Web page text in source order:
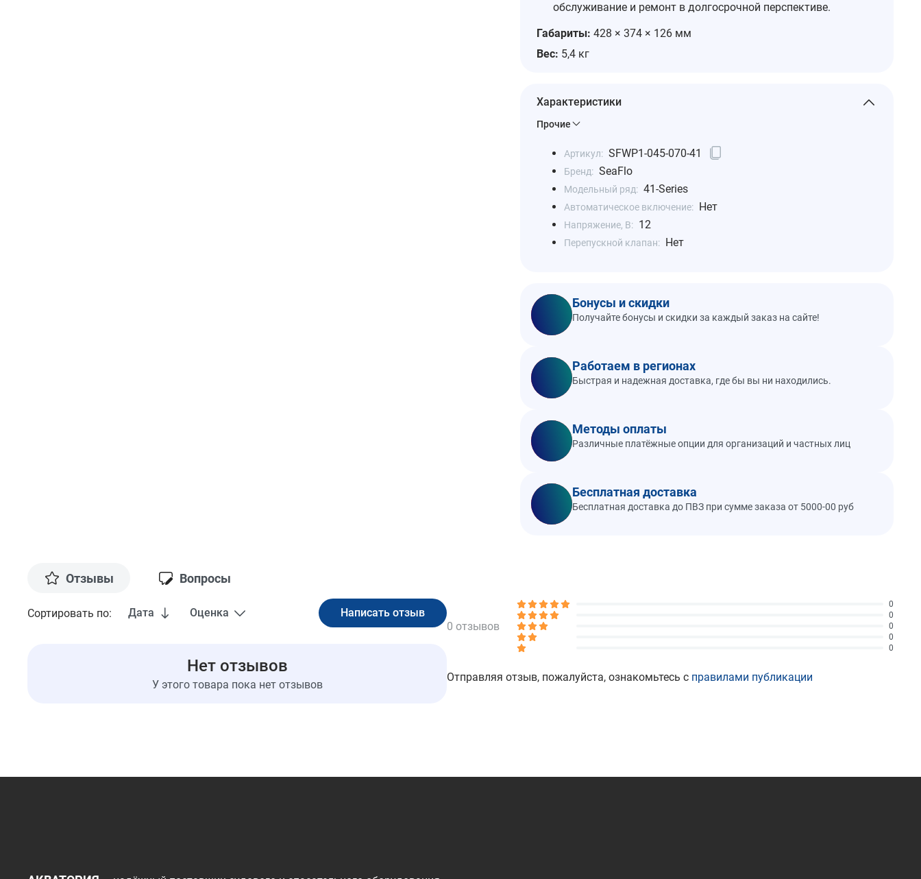
обслуживание и ремонт в долгосрочной перспективе.
Габариты: 428 × 374 × 126 мм
Вес: 5,4 кг
Характеристики
Прочие
Артикул: SFWP1-045-070-41
Бренд: SeaFlo
Модельный ряд: 41-Series
Автоматическое включение: Нет
Напряжение, В: 12
Перепускной клапан: Нет
Бонусы и скидки
Получайте бонусы и скидки за каждый заказ на сайте!
Работаем в регионах
Быстрая и надежная доставка, где бы вы ни находились.
Методы оплаты
Различные платёжные опции для организаций и частных лиц
Бесплатная доставка
Бесплатная доставка до ПВЗ при сумме заказа от 5000-00 руб
Отзывы Вопросы
Сортировать по: Дата Оценка
Нет отзывов
У этого товара пока нет отзывов
0 отзывов
0
0
0
0
0
Отправляя отзыв, пожалуйста, ознакомьтесь с правилами публикации